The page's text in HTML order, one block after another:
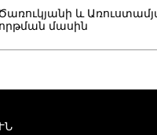
և
մասին